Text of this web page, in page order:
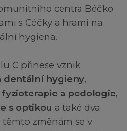
centra Béčko
s Céčky a hrami na
hygiena.
C přinese vznik
dentální hygieny,
a podologie,
s optikou a také dva
změnám se v